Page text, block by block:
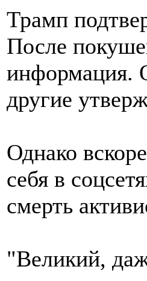
Трамп
После
информация.
другие
Однако
себя в
смерть
"Великий,